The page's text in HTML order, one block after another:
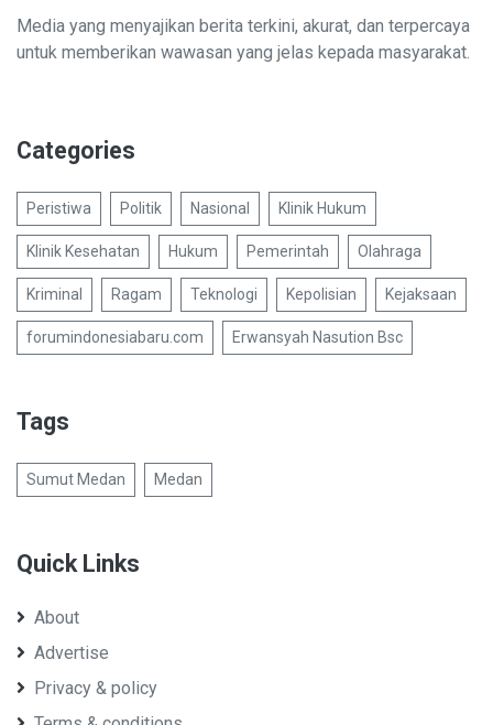
Media yang menyajikan berita terkini, akurat, dan terpercaya
untuk memberikan wawasan yang jelas kepada masyarakat.
Categories
Peristiwa Politik Nasional Klinik Hukum
Klinik Kesehatan Hukum Pemerintah Olahraga
Kriminal Ragam Teknologi Kepolisian Kejaksaan
forumindonesiabaru.com Erwansyah Nasution Bsc
Tags
Sumut Medan Medan
Quick Links
About
Advertise
Privacy & policy